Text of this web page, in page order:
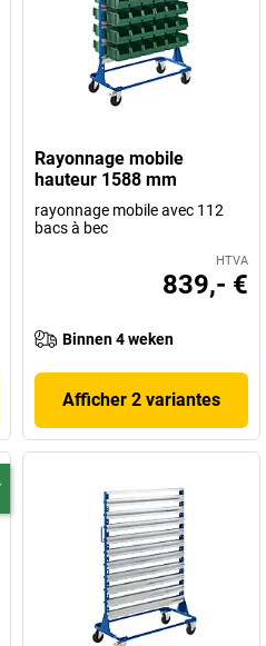
Rayonnage mobile
hauteur 1588 mm
rayonnage mobile avec 112
bacs à bec
HTVA
839,- €
Binnen 4 weken
Afficher 2 variantes